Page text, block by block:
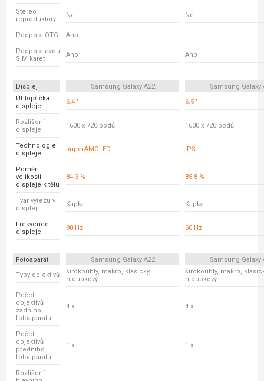
Stereo
reproduktory
Ne Ne
Podpora OTG Ano -
Podpora dvou
SIM karet
Ano Ano
Displej Samsung Galaxy A22
Samsung Galaxy
Úhlopříčka
displeje
6.4 " 6.5 "
Rozlišení
displeje
1600 x 720 bodů 1600 x 720 bodů
Technologie
displeje
superAMOLED IPS
Poměr
velikosti
displeje k tělu
84,3 % 85,8 %
Tvar výřezu v
displeji
Kapka Kapka
Frekvence
displeje
90 Hz 60 Hz
Fotoaparát Samsung Galaxy A22
Samsung Galaxy
Typy objektivů
širokoúhlý, makro, klasický,
hloubkový
širokoúhlý, makro,
hloubkový
Počet
objektivů
zadního
fotoaparátu
4 x 4 x
Počet
objektivů
předního
fotoaparátu
1 x 1 x
Rozlišení